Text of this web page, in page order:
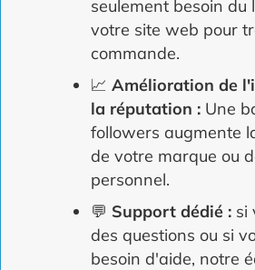
seulement besoin du
votre site web pour
commande.
📈 Amélioration de
la réputation : Une
followers augmente
de votre marque ou
personnel.
💬 Support dédié : si
des questions ou si
besoin d'aide, notre